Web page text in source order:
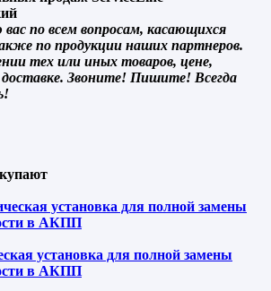
по всем вопросам, касающихся
по продукции наших партнеров.
тех или иных товаров, цене,
Звоните! Пишите! Всегда
установка для полной замены
в АКПП